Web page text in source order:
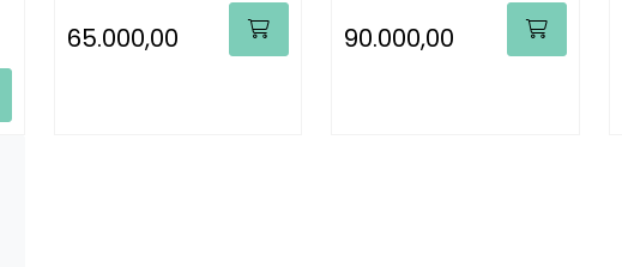
65.000,00 90.000,00